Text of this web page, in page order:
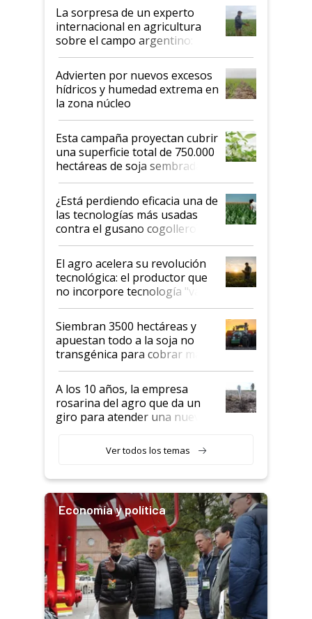
La sorpresa de un experto
internacional en agricultura
sobre el campo argentino:
"Estoy muy impresionado"
Advierten por nuevos excesos
hídricos y humedad extrema en
la zona núcleo
Esta campaña proyectan cubrir
una superficie total de 750.000
hectáreas de soja sembradas
con una nueva generación de
variedades que marcan un
salto tecnológico en genética y
rendimiento
¿Está perdiendo eficacia una de
las tecnologías más usadas
contra el gusano cogollero? El
desafío de una tecnología clave
El agro acelera su revolución
tecnológica: el productor que
no incorpore tecnología "va a
perder el tren"
Siembran 3500 hectáreas y
apuestan todo a la soja no
transgénica para cobrar más
por tonelada: compraron un
semillero
A los 10 años, la empresa
rosarina del agro que da un
giro para atender una nueva
Ver todos los temas
Economía y política